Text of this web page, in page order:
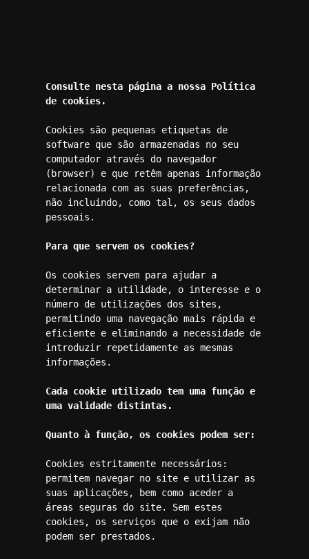
Consulte nesta página a nossa Política
de cookies.
Cookies são pequenas etiquetas de
software que são armazenadas no seu
computador através do navegador
(browser) e que retêm apenas informação
relacionada com as suas preferências,
não incluindo, como tal, os seus dados
pessoais.
Para que servem os cookies?
Os cookies servem para ajudar a
determinar a utilidade, o interesse e o
número de utilizações dos sites,
permitindo uma navegação mais rápida e
eficiente e eliminando a necessidade de
introduzir repetidamente as mesmas
informações.
Cada cookie utilizado tem uma função e
uma validade distintas.
Quanto à função, os cookies podem ser:
Cookies estritamente necessários:
permitem navegar no site e utilizar as
suas aplicações, bem como aceder a
áreas seguras do site. Sem estes
cookies, os serviços que o exijam não
podem ser prestados.